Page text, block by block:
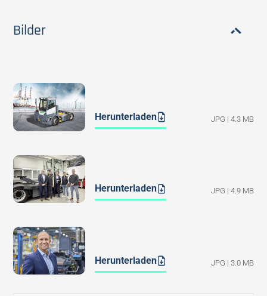
Bilder
JPG | 4.3 MB
Herunterladen
JPG | 4.9 MB
Herunterladen
JPG | 3.0 MB
Herunterladen